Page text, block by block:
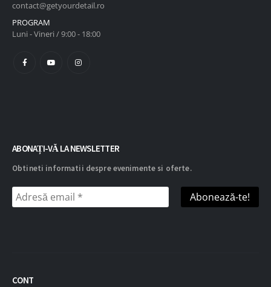
contact@getyourdetail.ro
PROGRAM
Luni - Vineri / 9:00 - 18:00
ABONAȚI-VĂ LA NEWSLETTER
Obtineti informatii despre evenimente si oferte.
CONT